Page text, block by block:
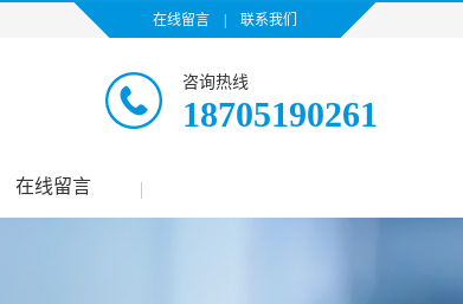
在线留言 联系我们
咨询热线
18705190261
在线留言